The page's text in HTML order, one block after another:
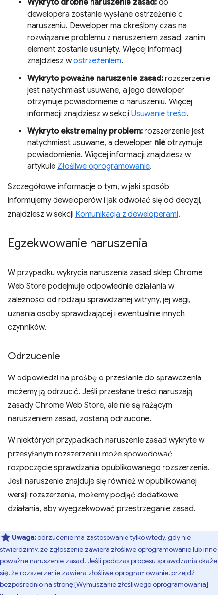
Wykryto drobne naruszenie zasad: do
dewelopera zostanie wysłane ostrzeżenie o
naruszeniu. Deweloper ma określony czas na
rozwiązanie problemu z naruszeniem zasad, zanim
element zostanie usunięty. Więcej informacji
znajdziesz wostrzeżeniem.
Wykryto poważne naruszenie zasad: rozszerzenie
jest natychmiast usuwane, a jego deweloper
otrzymuje powiadomienie o naruszeniu. Więcej
informacji znajdziesz w sekcji Usuwanie treści.
Wykryto ekstremalny problem: rozszerzenie jest
natychmiast usuwane, a deweloper nie otrzymuje
powiadomienia. Więcej informacji znajdziesz w
artykule Złośliwe oprogramowanie.
Szczegółowe informacje o tym, w jaki sposób
informujemy deweloperów i jak odwołać się od decyzji,
znajdziesz w sekcji Komunikacja z deweloperami.
Egzekwowanie naruszenia
W przypadku wykrycia naruszenia zasad sklep Chrome
Web Store podejmuje odpowiednie działania w
zależności od rodzaju sprawdzanej witryny, jej wagi,
uznania osoby sprawdzającej i ewentualnie innych
czynników.
Odrzucenie
W odpowiedzi na prośbę o przesłanie do sprawdzenia
możemy ją odrzucić. Jeśli przesłane treści naruszają
zasady Chrome Web Store, ale nie są rażącym
naruszeniem zasad, zostaną odrzucone.
W niektórych przypadkach naruszenie zasad wykryte w
przesyłanym rozszerzeniu może spowodować
rozpoczęcie sprawdzania opublikowanego rozszerzenia.
Jeśli naruszenie znajduje się również w opublikowanej
wersji rozszerzenia, możemy podjąć dodatkowe
działania, aby wyegzekwować przestrzeganie zasad.
Uwaga:odrzucenie ma zastosowanie tylko wtedy, gdy nie
stwierdzimy, że zgłoszenie zawiera złośliwe oprogramowanie lub inne
poważne naruszenie zasad. Jeśli podczas procesu sprawdzania okaże
się, że rozszerzenie zawiera złośliwe oprogramowanie, przejdź
bezpośrednio na stronę [Wymuszanie złośliwego oprogramowania]